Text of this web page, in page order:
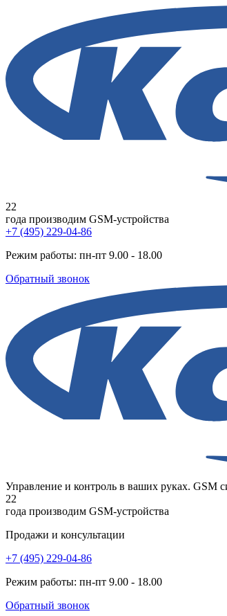
22
года производим GSM-устройства
+7 (495) 229-04-86
Режим работы: пн-пт 9.00 - 18.00
Обратный звонок
Управление и контроль в ваших руках. GSM
22
года производим GSM-устройства
Продажи и консультации
+7 (495) 229-04-86
Режим работы: пн-пт 9.00 - 18.00
Обратный звонок